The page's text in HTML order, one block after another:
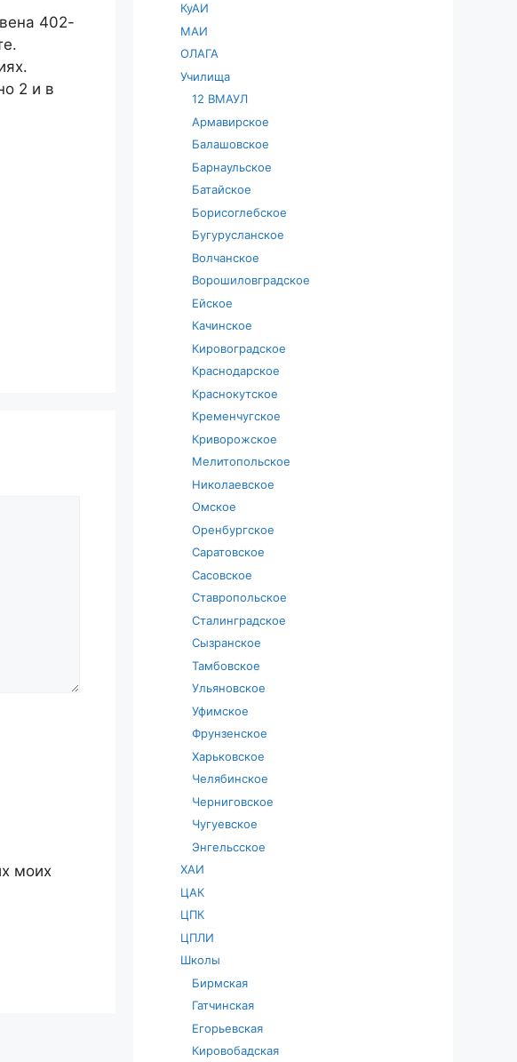
402-
2 и в
моих
КуАИ
МАИ
ОЛАГА
Училища
12 ВМАУЛ
Армавирское
Балашовское
Барнаульское
Батайское
Борисоглебское
Бугурусланское
Волчанское
Ворошиловградское
Ейское
Качинское
Кировоградское
Краснодарское
Краснокутское
Кременчугское
Криворожское
Мелитопольское
Николаевское
Омское
Оренбургское
Саратовское
Сасовское
Ставропольское
Сталинградское
Сызранское
Тамбовское
Ульяновское
Уфимское
Фрунзенское
Харьковское
Челябинское
Черниговское
Чугуевское
Энгельсское
ХАИ
ЦАК
ЦПК
ЦПЛИ
Школы
Бирмская
Гатчинская
Егорьевская
Кировобадская